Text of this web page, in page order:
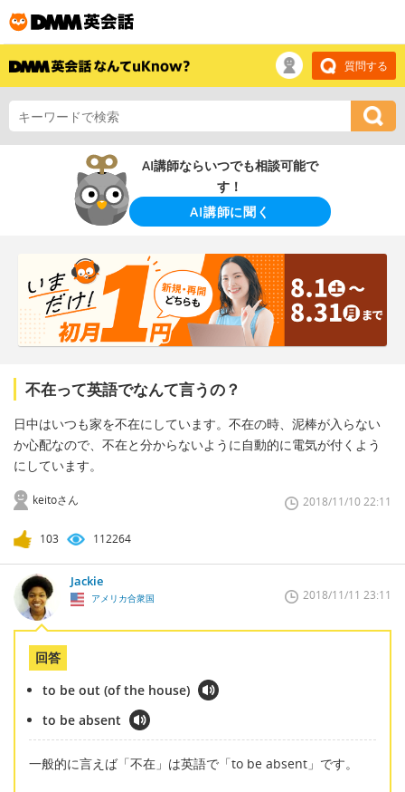
質問する
AI講師ならいつでも相談可能で
す！
AI講師に聞く
不在って英語でなんて言うの？
日中はいつも家を不在にしています。不在の時、泥棒が入らない
か心配なので、不在と分からないように自動的に電気が付くよう
にしています。
keitoさん 2018/11/10 22:11
103 112264
Jackie
アメリカ合衆国 2018/11/11 23:11
回答
to be out (of the house)
to be absent
一般的に言えば「不在」は英語で「to be absent」です。